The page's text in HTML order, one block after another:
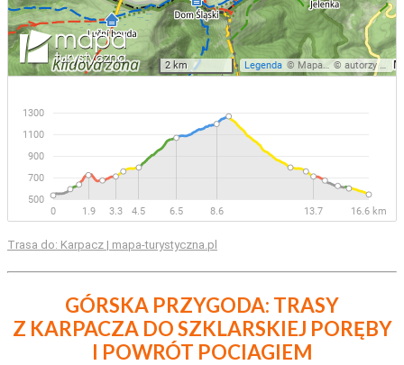
Trasa do: Karpacz | mapa-turystyczna.pl
GÓRSKA PRZYGODA: TRASY
Z KARPACZA DO SZKLARSKIEJ PORĘBY
I POWRÓT POCIAGIEM